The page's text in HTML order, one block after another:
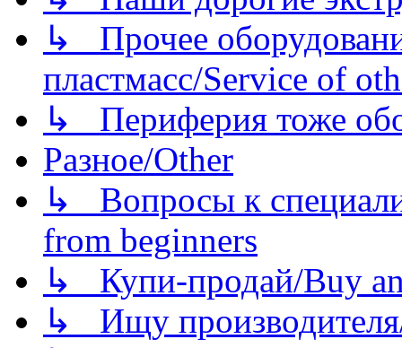
↳ Прочее
пластмасс/Service of
↳ Периферия тоже
Разное/Other
↳ Вопросы к
from beginners
↳ Купи-продай/Buy
↳ Ищу